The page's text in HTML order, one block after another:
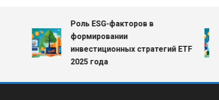
Роль ESG-факторов в
формировании
инвестиционных стратегий ETF
2025 года